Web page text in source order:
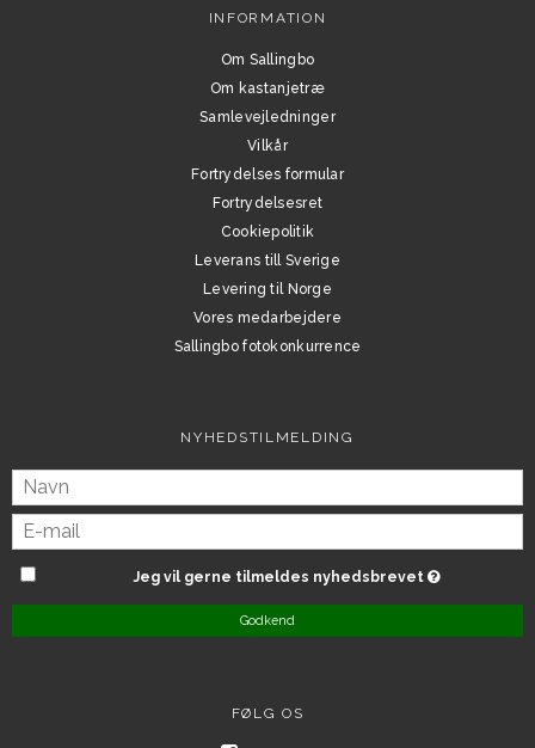
INFORMATION
Om Sallingbo
Om kastanjetræ
Samlevejledninger
Vilkår
Fortrydelses formular
Fortrydelsesret
Cookiepolitik
Leverans till Sverige
Levering til Norge
Vores medarbejdere
Sallingbo fotokonkurrence
NYHEDSTILMELDING
Jeg vil gerne tilmeldes nyhedsbrevet
Godkend
FØLG OS